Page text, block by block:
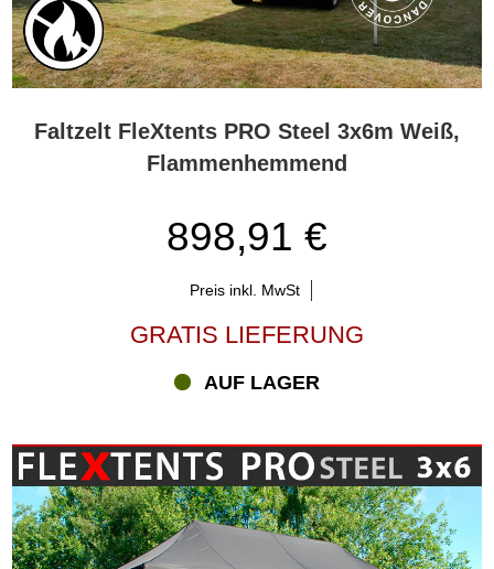
Faltzelt FleXtents PRO Steel 3x6m Weiß,
Flammenhemmend
898,91 €
Preis inkl. MwSt
GRATIS LIEFERUNG
AUF LAGER